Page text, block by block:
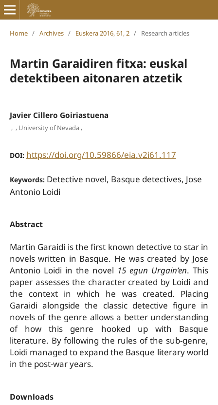
Home / Archives / Euskera 2016, 61, 2 / Research articles
Martin Garaidiren fitxa: euskal
detektibeen aitonaren atzetik
Javier Cillero Goiriastuena
, , University of Nevada,
DOI: https://doi.org/10.59866/eia.v2i61.117
Keywords: Detective novel, Basque detectives, Jose
Antonio Loidi
Abstract
Martin Garaidi is the first known detective to star in
novels written in Basque. He was created by Jose
Antonio Loidi in the novel 15 egun Urgain’en. This
paper assesses the character created by Loidi and
the context in which he was created. Placing
Garaidi alongside the classic detective figure in
novels of the genre allows a better understanding
of how this genre hooked up with Basque
literature. By following the rules of the sub-genre,
Loidi managed to expand the Basque literary world
in the post-war years.
Downloads